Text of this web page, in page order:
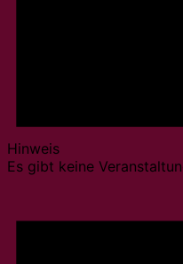
Hinweis
Es gibt keine